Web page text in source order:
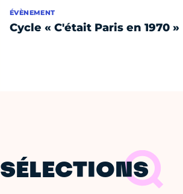
ÉVÈNEMENT
Cycle « C'était Paris en 1970 »
SÉLECTIONS